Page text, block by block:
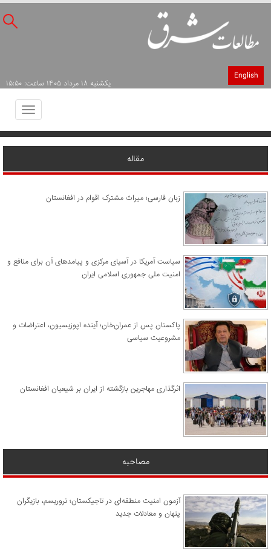
English
يکشنبه ۱۸ مرداد ۱۴۰۵ ساعت: ۱۵:۵۰
Toggle
مقاله
زبان فارسی؛ میراث مشترک اقوام در افغانستان
سیاست آمریکا در آسیای مرکزی و پیامدهای آن برای منافع و
امنیت ملی جمهوری اسلامی ایران
پاکستان پس از عمران‌خان؛ آینده اپوزیسیون، اعتراضات و
مشروعیت سیاسی
اثرگذاری مهاجرین بازگشته از ایران بر شیعیان افغانستان
مصاحبه
آزمون امنیت منطقه‌ای در تاجیکستان؛ تروریسم، بازیگران
پنهان و معادلات جدید